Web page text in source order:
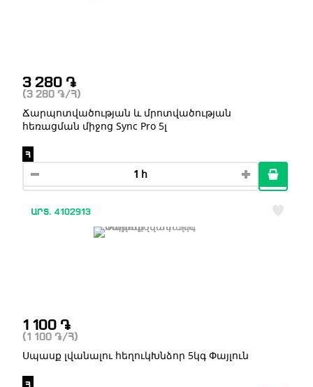
3 280 ֏
(3 280 ֏ /Հ)
Ճարպոտվածության և մրոտվածության
հեռացման միջոց Sync Pro 5լ
Հ
ԱՐՏ. 4102913
1 100 ֏
(1 100 ֏ /Հ)
Սպասք լվանալու հեղուկԽնձոր 5կգ Փայլուն
Հ